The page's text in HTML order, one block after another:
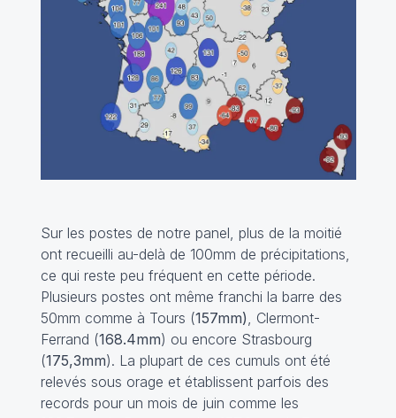
Sur les postes de notre panel, plus de la moitié
ont recueilli au-delà de 100mm de précipitations,
ce qui reste peu fréquent en cette période.
Plusieurs postes ont même franchi la barre des
50mm comme à Tours (157mm) , Clermont-
Ferrand (168.4mm) ou encore Strasbourg
(175,3mm). La plupart de ces cumuls ont été
relevés sous orage et établissent parfois des
records pour un mois de juin comme les